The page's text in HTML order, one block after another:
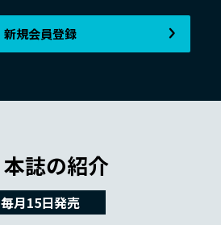
新規会員登録
本誌の紹介
毎月15日発売